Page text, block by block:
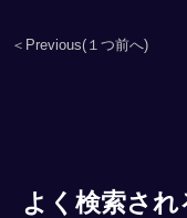
＜Previous(１つ前へ)
よく検索され